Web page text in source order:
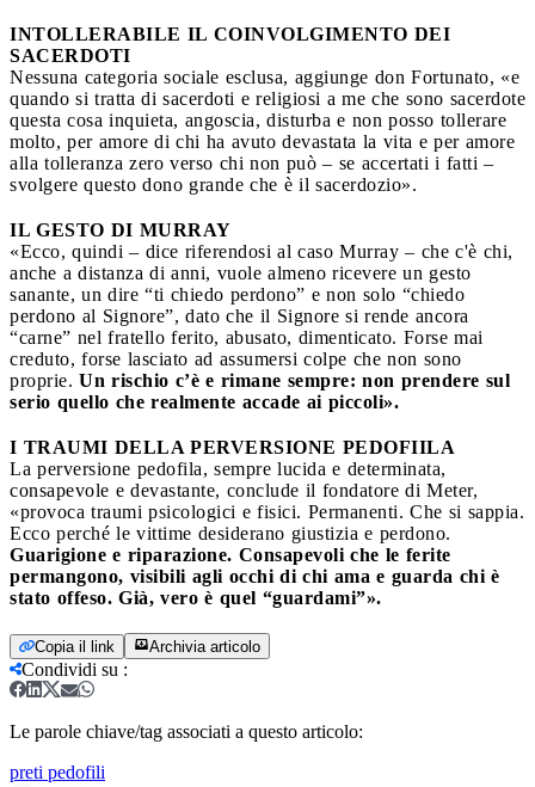
INTOLLERABILE IL COINVOLGIMENTO DEI
SACERDOTI
Nessuna categoria sociale esclusa, aggiunge don Fortunato, «e
quando si tratta di sacerdoti e religiosi a me che sono sacerdote
questa cosa inquieta, angoscia, disturba e non posso tollerare
molto, per amore di chi ha avuto devastata la vita e per amore
alla tolleranza zero verso chi non può – se accertati i fatti –
svolgere questo dono grande che è il sacerdozio».
IL GESTO DI MURRAY
«Ecco, quindi – dice riferendosi al caso Murray – che c'è chi,
anche a distanza di anni, vuole almeno ricevere un gesto
sanante, un dire “ti chiedo perdono” e non solo “chiedo
perdono al Signore”, dato che il Signore si rende ancora
“carne” nel fratello ferito, abusato, dimenticato. Forse mai
creduto, forse lasciato ad assumersi colpe che non sono
proprie. Un rischio c’è e rimane sempre: non prendere sul
serio quello che realmente accade ai piccoli».
I TRAUMI DELLA PERVERSIONE PEDOFIILA
La perversione pedofila, sempre lucida e determinata,
consapevole e devastante, conclude il fondatore di Meter,
«provoca traumi psicologici e fisici. Permanenti. Che si sappia.
Ecco perché le vittime desiderano giustizia e perdono.
Guarigione e riparazione. Consapevoli che le ferite
permangono, visibili agli occhi di chi ama e guarda chi è
stato offeso. Già, vero è quel “guardami”».
Copia il link Archivia articolo
Condividi su :
Le parole chiave/tag associati a questo articolo:
preti pedofili